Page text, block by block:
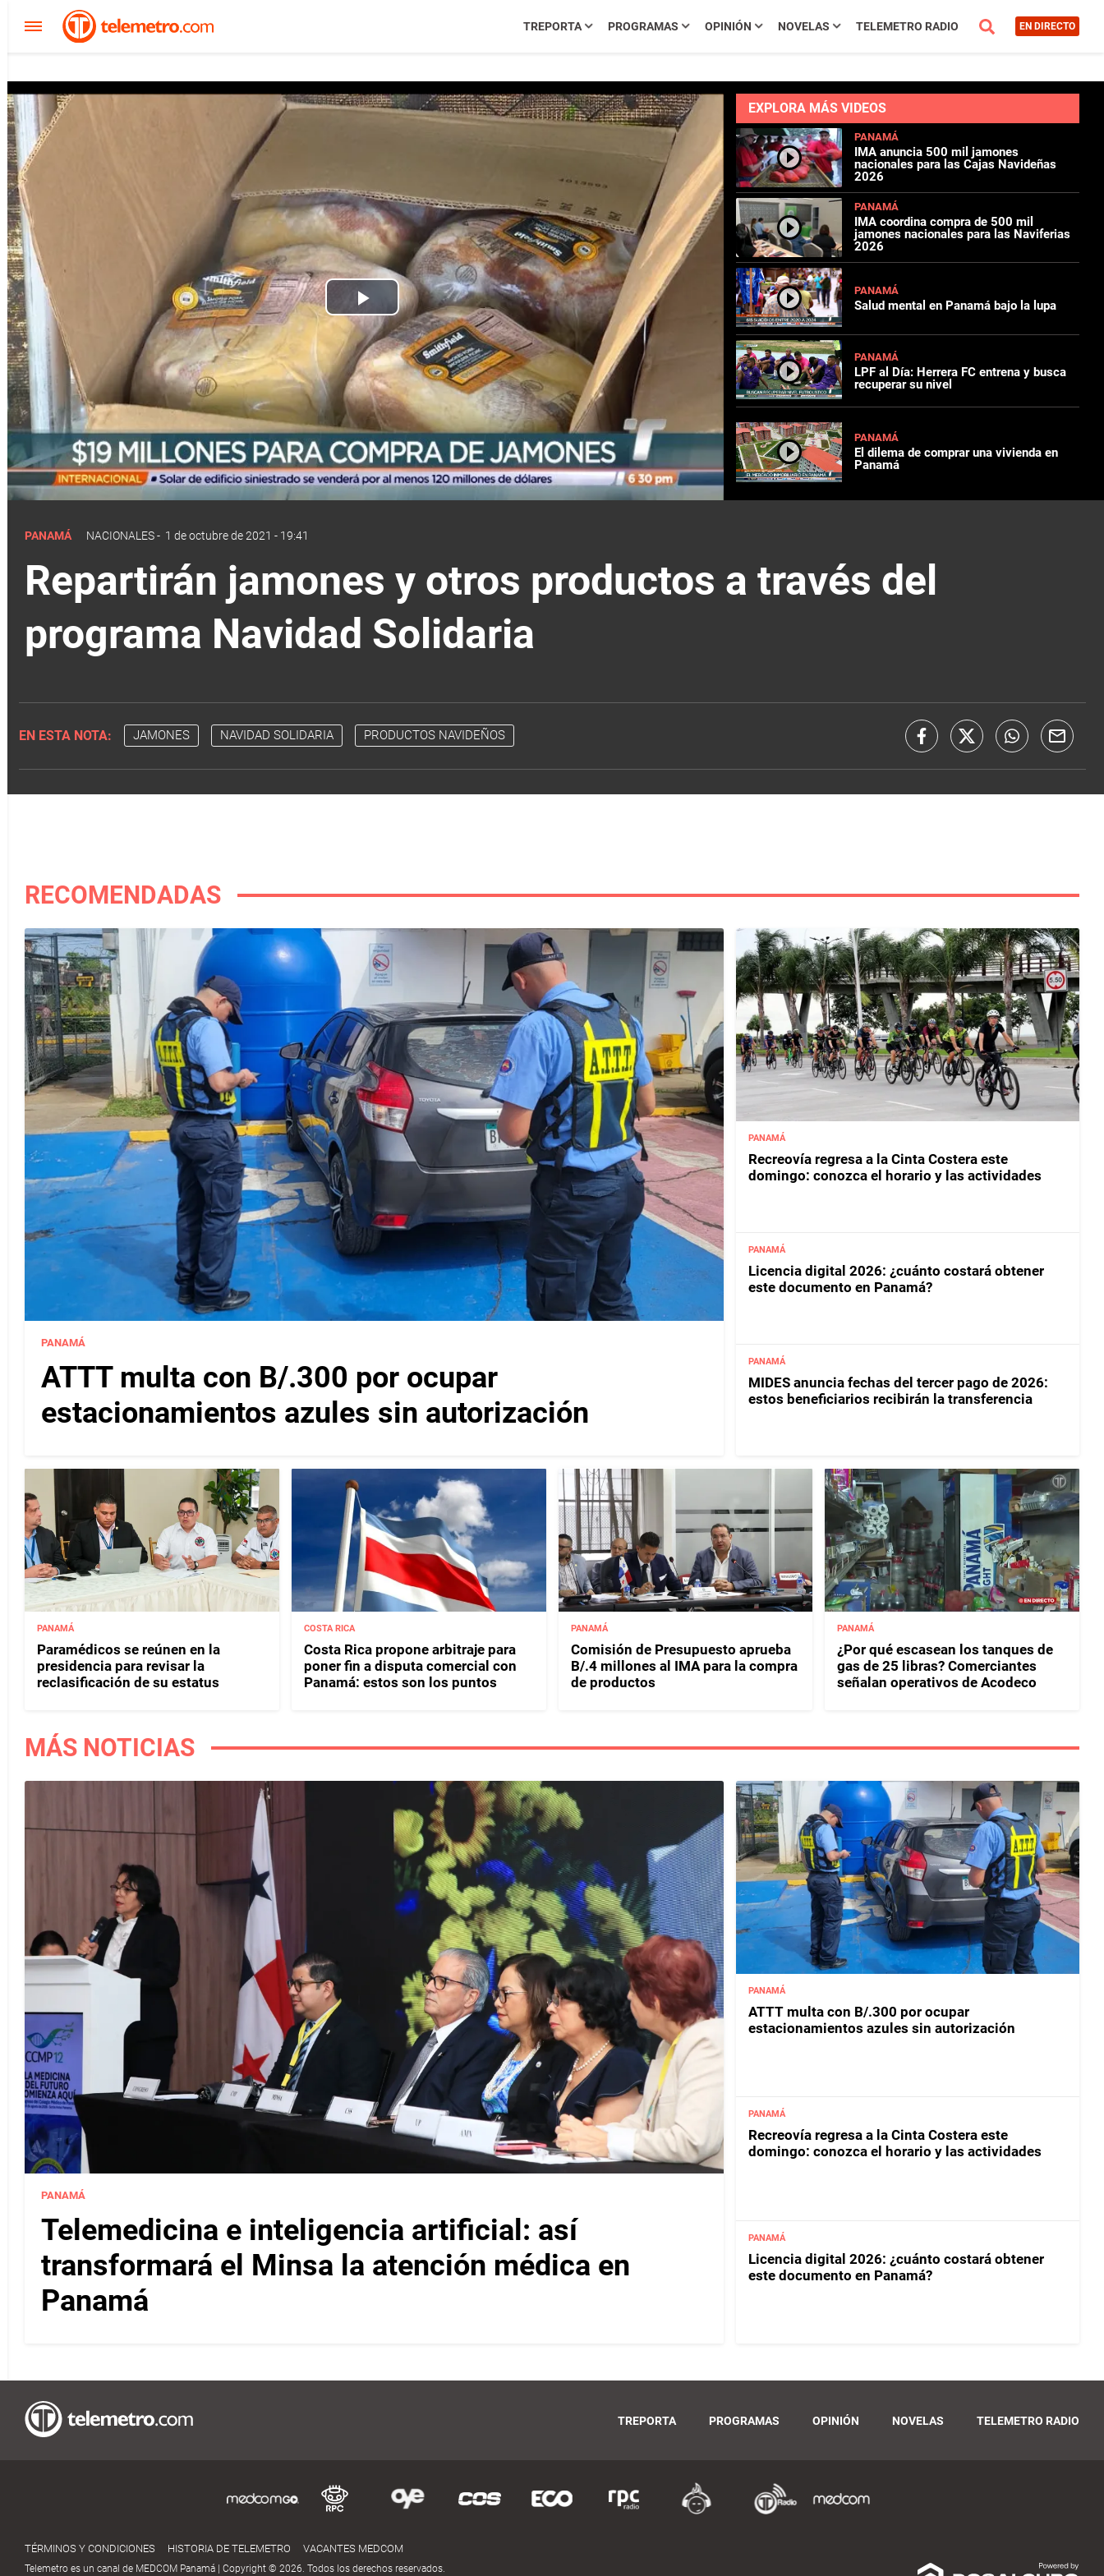
TREPORTA PROGRAMAS OPINIÓN NOVELAS TELEMETRO RADIO EN DIRECTO
Play
Video
EXPLORA MÁS VIDEOS
PANAMÁ
IMA anuncia 500 mil jamones
nacionales para las Cajas Navideñas
2026
PANAMÁ
IMA coordina compra de 500 mil
jamones nacionales para las Naviferias
2026
PANAMÁ
Salud mental en Panamá bajo la lupa
PANAMÁ
LPF al Día: Herrera FC entrena y busca
recuperar su nivel
PANAMÁ
El dilema de comprar una vivienda en
Panamá
PANAMÁ NACIONALES- 1 de octubre de 2021 - 19:41
Repartirán jamones y otros productos a través del
programa Navidad Solidaria
EN ESTA NOTA: JAMONES NAVIDAD SOLIDARIA PRODUCTOS NAVIDEÑOS
RECOMENDADAS
PANAMÁ
ATTT multa con B/.300 por ocupar
estacionamientos azules sin autorización
PANAMÁ
Recreovía regresa a la Cinta Costera este
domingo: conozca el horario y las actividades
PANAMÁ
Licencia digital 2026: ¿cuánto costará obtener
este documento en Panamá?
PANAMÁ
MIDES anuncia fechas del tercer pago de 2026:
estos beneficiarios recibirán la transferencia
PANAMÁ
Paramédicos se reúnen en la
presidencia para revisar la
reclasificación de su estatus
COSTA RICA
Costa Rica propone arbitraje para
poner fin a disputa comercial con
Panamá: estos son los puntos
PANAMÁ
Comisión de Presupuesto aprueba
B/.4 millones al IMA para la compra
de productos
PANAMÁ
¿Por qué escasean los tanques de
gas de 25 libras? Comerciantes
señalan operativos de Acodeco
MÁS NOTICIAS
PANAMÁ
Telemedicina e inteligencia artificial: así
transformará el Minsa la atención médica en
Panamá
PANAMÁ
ATTT multa con B/.300 por ocupar
estacionamientos azules sin autorización
PANAMÁ
Recreovía regresa a la Cinta Costera este
domingo: conozca el horario y las actividades
PANAMÁ
Licencia digital 2026: ¿cuánto costará obtener
este documento en Panamá?
TREPORTA PROGRAMAS OPINIÓN NOVELAS TELEMETRO RADIO
TÉRMINOS Y CONDICIONES HISTORIA DE TELEMETRO VACANTES MEDCOM
Telemetro es un canal de MEDCOM Panamá | Copyright © 2026. Todos los derechos reservados.